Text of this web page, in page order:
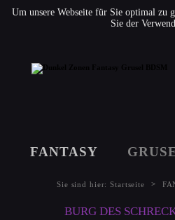
Um unsere Webseite für Sie optimal zu
Sie der
FANTASY
Sie sind hier:Startseite >
BURG DES